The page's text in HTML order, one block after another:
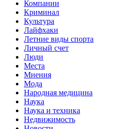
Компании
Криминал
Культура
Лайфхаки
Летние виды спорта
Личный счет
Люди
Места
Мнения
Мода
Народная медицина
Наука
Наука и техника
Недвижимость